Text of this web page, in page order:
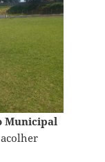
Municipal